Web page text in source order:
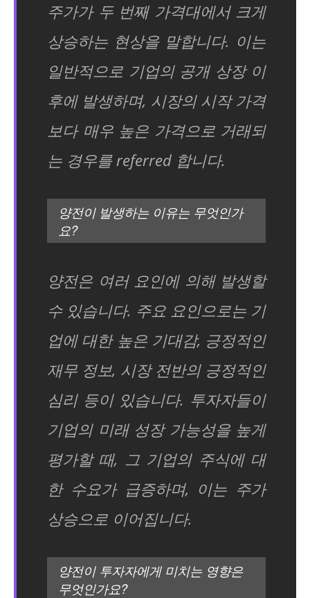
주가가 두 번째 가격대에서 크게
상승하는 현상을 말합니다. 이는
일반적으로 기업의 공개 상장 이
후에 발생하며, 시장의 시작 가격
보다 매우 높은 가격으로 거래되
는 경우를 referred 합니다.
양전이 발생하는 이유는 무엇인가
요?
양전은 여러 요인에 의해 발생할
수 있습니다. 주요 요인으로는 기
업에 대한 높은 기대감, 긍정적인
재무 정보, 시장 전반의 긍정적인
심리 등이 있습니다. 투자자들이
기업의 미래 성장 가능성을 높게
평가할 때, 그 기업의 주식에 대
한 수요가 급증하며, 이는 주가
상승으로 이어집니다.
양전이 투자자에게 미치는 영향은
무엇인가요?